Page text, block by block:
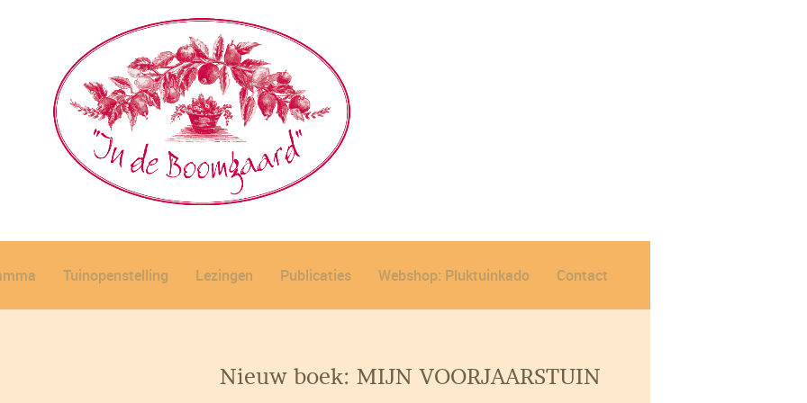
Tuinopenstelling Lezingen Publicaties Webshop: Pluktuinkado Contact
Nieuw boek: MIJN VOORJAARSTUIN